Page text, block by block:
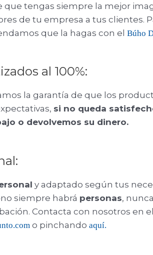
que tengas siempre la mejor
de tu empresa a tus clientes.
que la hagas con el Búho
al 100%:
la garantía de que los
si no queda
o devolvemos su dinero.
y adaptado según tus
siempre habrá personas,
Contacta con nosotros en el
o pinchando aquí.